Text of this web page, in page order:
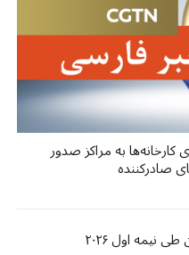
به مراکز صدور
صادرکننده